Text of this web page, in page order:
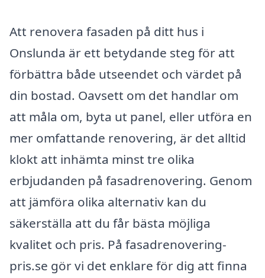
Att renovera fasaden på ditt hus i
Onslunda är ett betydande steg för att
förbättra både utseendet och värdet på
din bostad. Oavsett om det handlar om
att måla om, byta ut panel, eller utföra en
mer omfattande renovering, är det alltid
klokt att inhämta minst tre olika
erbjudanden på fasadrenovering. Genom
att jämföra olika alternativ kan du
säkerställa att du får bästa möjliga
kvalitet och pris. På fasadrenovering-
pris.se gör vi det enklare för dig att finna